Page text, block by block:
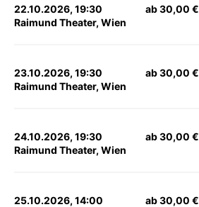
22.10.2026, 19:30
Raimund Theater, Wien
ab 30,00 €
23.10.2026, 19:30
Raimund Theater, Wien
ab 30,00 €
24.10.2026, 19:30
Raimund Theater, Wien
ab 30,00 €
25.10.2026, 14:00
ab 30,00 €